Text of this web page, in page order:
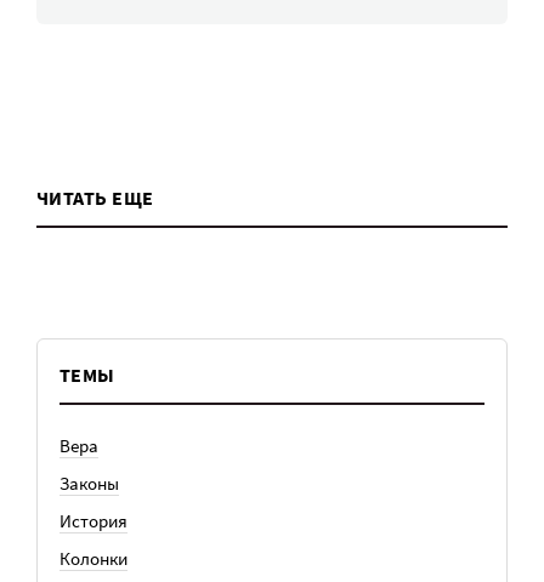
ЧИТАТЬ ЕЩЕ
ТЕМЫ
Вера
Законы
История
Колонки